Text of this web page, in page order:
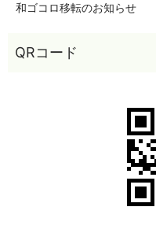
和ゴコロ移転のお知らせ